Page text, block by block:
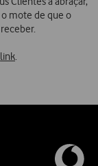
mote de que o
link.